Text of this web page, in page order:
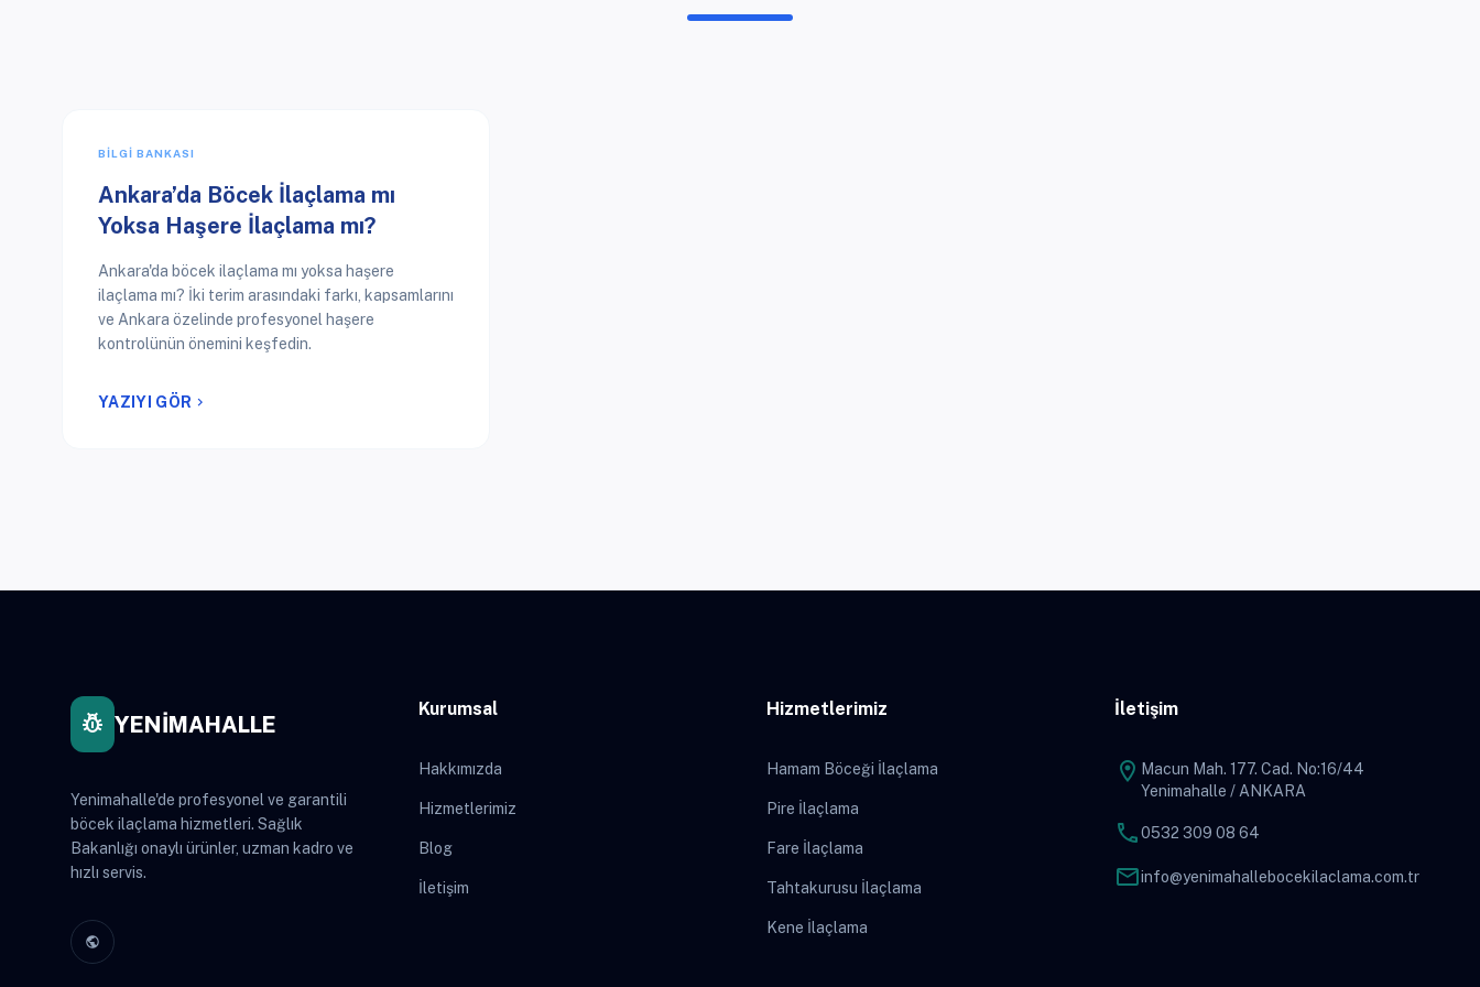
BILGI BANKASI
Ankara’da Böcek İlaçlama mı
Yoksa Haşere İlaçlama mı?
Ankara'da böcek ilaçlama mı yoksa haşere
ilaçlama mı? İki terim arasındaki farkı, kapsamlarını
ve Ankara özelinde profesyonel haşere
kontrolünün önemini keşfedin.
YAZIYI GÖR chevron_right
pest_control YENİMAHALLE
Yenimahalle'de profesyonel ve garantili
böcek ilaçlama hizmetleri. Sağlık
Bakanlığı onaylı ürünler, uzman kadro ve
hızlı servis.
public
Kurumsal
Hakkımızda
Hizmetlerimiz
Blog
İletişim
Hizmetlerimiz
Hamam Böceği İlaçlama
Pire İlaçlama
Fare İlaçlama
Tahtakurusu İlaçlama
Kene İlaçlama
İletişim
location_on Macun Mah. 177. Cad. No:16/44
Yenimahalle / ANKARA
phone0532 309 08 64
mailinfo@yenimahallebocekilaclama.com.tr